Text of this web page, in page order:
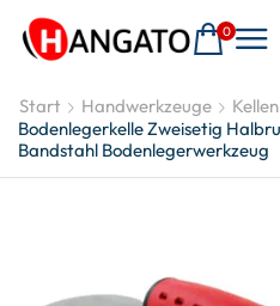
0
Start Handwerkzeuge
Kellen
Bodenlegerkelle Zweisetig
Bandstahl Bodenlegerwerkzeug